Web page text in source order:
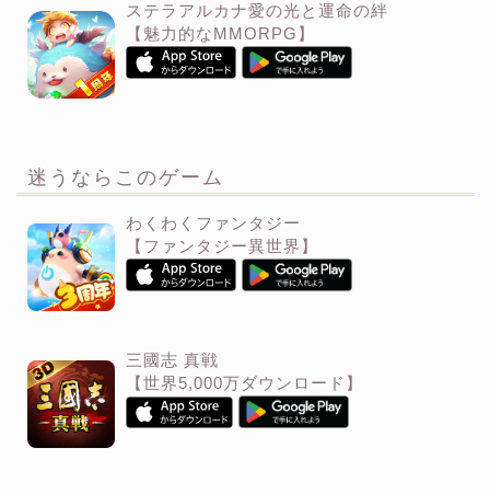
ステラアルカナ愛の光と運命の絆
【魅力的なMMORPG】
迷うならこのゲーム
わくわくファンタジー
【ファンタジー異世界】
三國志 真戦
【世界5,000万ダウンロード】